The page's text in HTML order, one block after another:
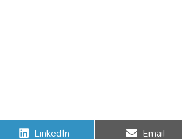
Share
LinkedIn Share
Email